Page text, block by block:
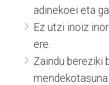
adinekoei eta
Ez utzi inoiz
ere.
Zaindu bereziki